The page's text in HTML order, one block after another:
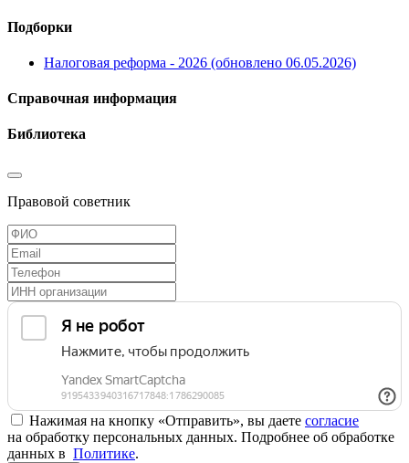
Подборки
Налоговая реформа - 2026 (обновлено 06.05.2026)
Справочная информация
Библиотека
Правовой советник
Нажимая на кнопку «Отправить», вы даете согласие
на обработку персональных данных. Подробнее об обработке
данных в Политике.